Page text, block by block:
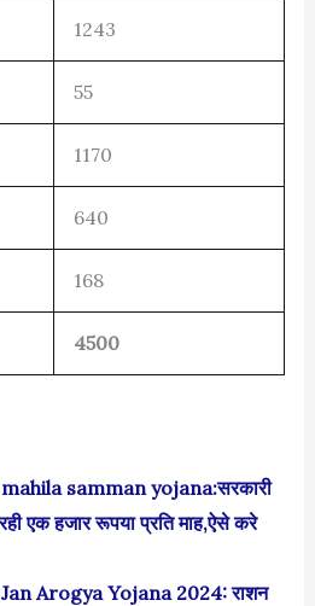
1243
55
1170
640
168
4500
samman yojana:सरकारी
एक हजार रूपया प्रति माह,ऐसे करे
Arogya Yojana 2024: राशन